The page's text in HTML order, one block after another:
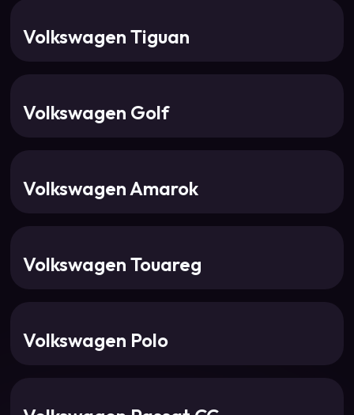
Volkswagen Tiguan
Volkswagen Golf
Volkswagen Amarok
Volkswagen Touareg
Volkswagen Polo